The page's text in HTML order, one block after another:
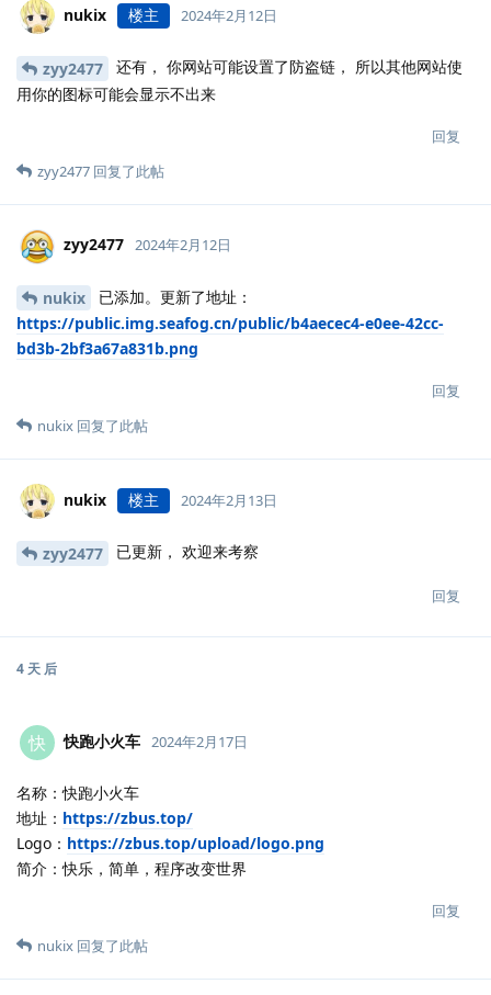
nukix 楼主 2024年2月12日
zyy2477
还有， 你网站可能设置了防盗链， 所以其他网站使
用你的图标可能会显示不出来
回复
zyy2477 回复了此帖
zyy2477 2024年2月12日
nukix
已添加。更新了地址：
https://public.img.seafog.cn/public/b4aecec4-e0ee-42cc-
bd3b-2bf3a67a831b.png
回复
nukix 回复了此帖
nukix 楼主 2024年2月13日
zyy2477 已更新， 欢迎来考察
回复
4 天 后
快 快跑小火车 2024年2月17日
名称：快跑小火车
地址： https://zbus.top/
Logo： https://zbus.top/upload/logo.png
简介：快乐，简单，程序改变世界
回复
nukix 回复了此帖